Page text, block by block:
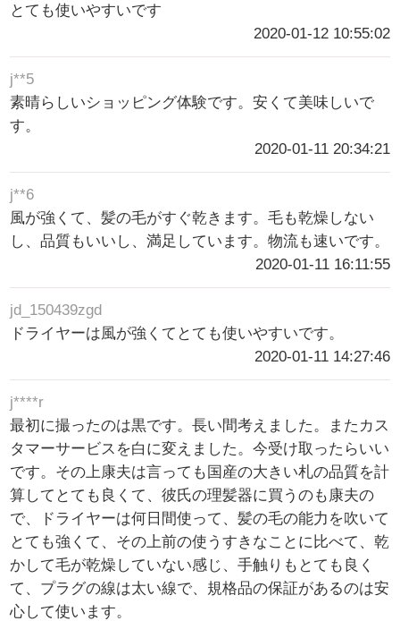
とても使いやすいです
2020-01-12 10:55:02
j**5
素晴らしいショッピング体験です。安くて美味しいで
す。
2020-01-11 20:34:21
j**6
風が強くて、髪の毛がすぐ乾きます。毛も乾燥しない
し、品質もいいし、満足しています。物流も速いです。
2020-01-11 16:11:55
jd_150439zgd
ドライヤーは風が強くてとても使いやすいです。
2020-01-11 14:27:46
j****r
最初に撮ったのは黒です。長い間考えました。またカス
タマーサービスを白に変えました。今受け取ったらいい
です。その上康夫は言っても国産の大きい札の品質を計
算してとても良くて、彼氏の理髪器に買うのも康夫の
で、ドライヤーは何日間使って、髪の毛の能力を吹いて
とても強くて、その上前の使うすきなことに比べて、乾
かして毛が乾燥していない感じ、手触りもとても良く
て、プラグの線は太い線で、規格品の保証があるのは安
心して使います。